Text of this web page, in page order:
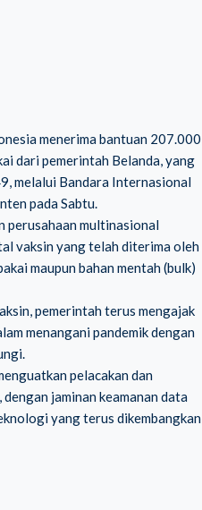
menerima bantuan 207.000
dari pemerintah Belanda, yang
melalui Bandara Internasional
pada Sabtu.
perusahaan multinasional
vaksin yang telah diterima oleh
maupun bahan mentah (bulk)
pemerintah terus mengajak
menangani pandemik dengan
pelacakan dan
jaminan keamanan data
yang terus dikembangkan